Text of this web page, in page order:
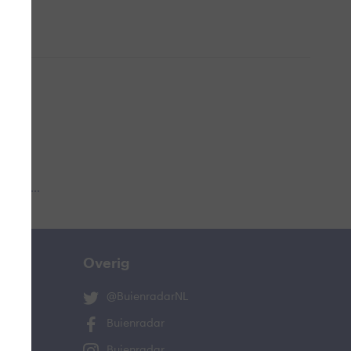
Overig
@BuienradarNL
Buienradar